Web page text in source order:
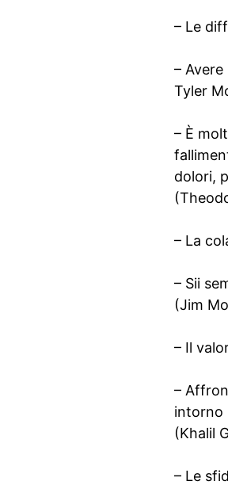
– Le
–
Tyler
– È
dolori,
– La
– Sii
(Jim
– Il
–
intorno
(Khalil
– Le